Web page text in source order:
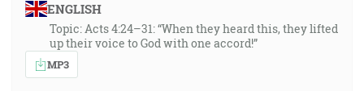
ENGLISH
Topic: Acts 4:24–31: “When they heard this, they lifted
up their voice to God with one accord!”
MP3